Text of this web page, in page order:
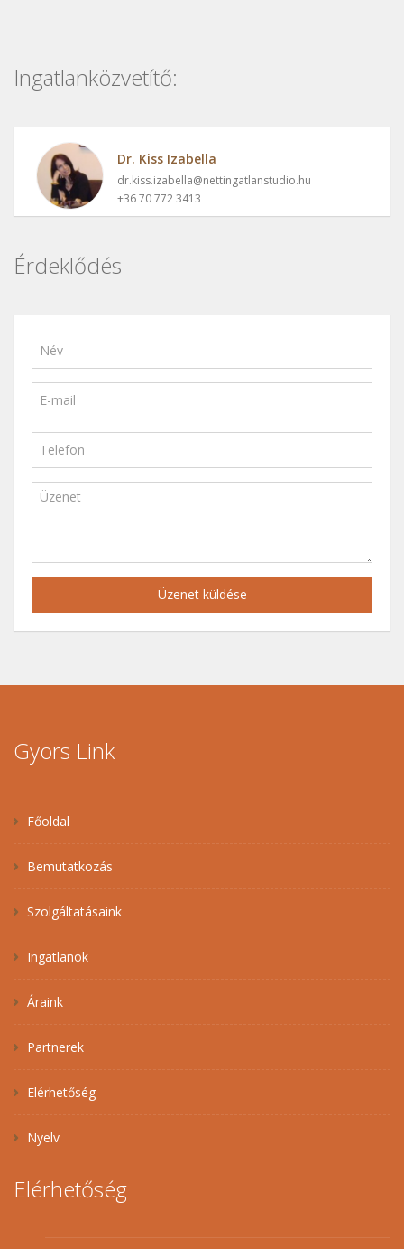
Ingatlanközvetítő:
Dr. Kiss Izabella
dr.kiss.izabella@nettingatlanstudio.hu
+36 70 772 3413
Érdeklődés
Üzenet küldése
Gyors Link
Főoldal
Bemutatkozás
Szolgáltatásaink
Ingatlanok
Áraink
Partnerek
Elérhetőség
Nyelv
Elérhetőség